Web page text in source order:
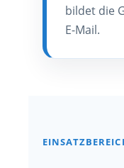
bildet die
E-Mail.